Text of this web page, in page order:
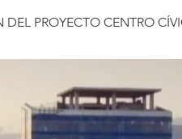
PROYECTO CENTRO